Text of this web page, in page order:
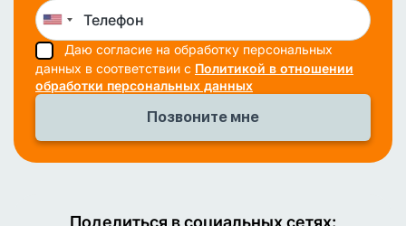
Даю согласие на обработку персональных
данных в соответствии с Политикой в отношении
обработки персональных данных
Поделиться в социальных сетях: